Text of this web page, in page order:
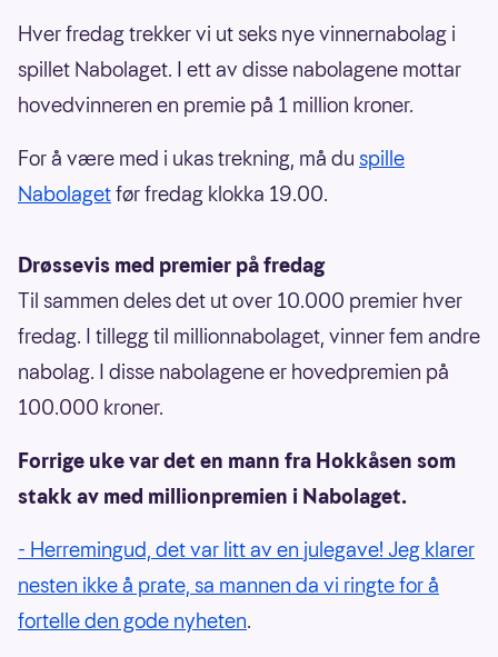
Hver fredag trekker vi ut seks nye vinnernabolag i
spillet Nabolaget. I ett av disse nabolagene mottar
hovedvinneren en premie på 1 million kroner.
For å være med i ukas trekning, må du spille
Nabolagetfør fredag klokka 19.00.
Drøssevis med premier på fredag
Til sammen deles det ut over 10.000 premier hver
fredag. I tillegg til millionnabolaget, vinner fem andre
nabolag. I disse nabolagene er hovedpremien på
100.000 kroner.
Forrige uke var det en mann fra Hokkåsen som
stakk av med millionpremien i Nabolaget.
- Herremingud, det var litt av en julegave! Jeg klarer
nesten ikke å prate, sa mannen da vi ringte for å
fortelle den gode nyheten.